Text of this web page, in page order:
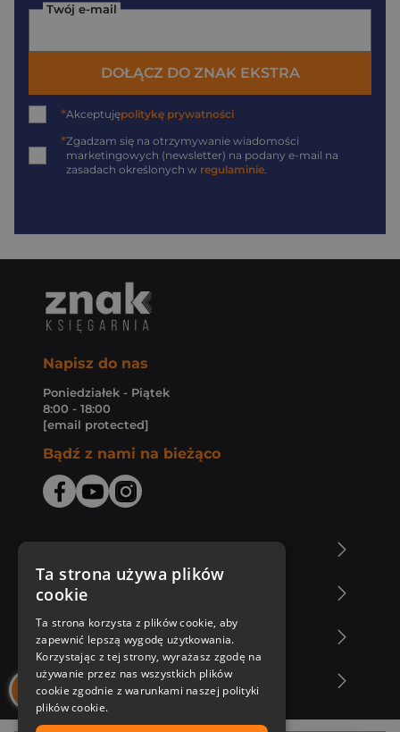
Twój e-mail
DOŁĄCZ DO ZNAK EKSTRA
*Akceptujępolitykę prywatności
*Zgadzam się na otrzymywanie wiadomości
marketingowych (newsletter) na podany e-mail na
zasadach określonych w regulaminie
Napisz do nas
Poniedziałek - Piątek
8:00 - 18:00
[email protected]
Bądź z nami na bieżąco
Zakupy u nas
Nasza oferta
Nasi autorzy
Ta strona używa plików
cookie
Ta strona korzysta z plików cookie, aby
zapewnić lepszą wygodę użytkowania.
Korzystając z tej strony, wyrażasz zgodę na
używanie przez nas wszystkich plików
cookie zgodnie z warunkami naszej polityki
plików cookie.